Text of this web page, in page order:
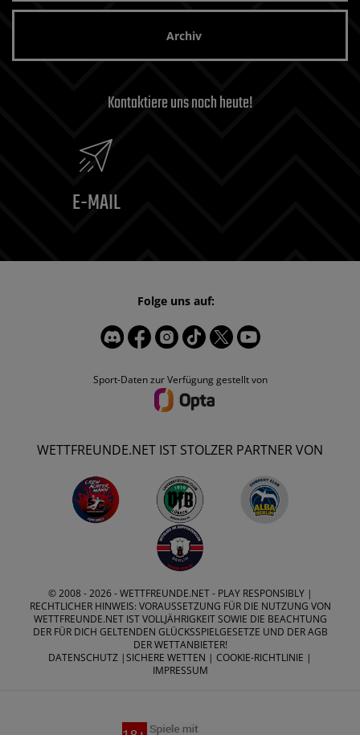
Archiv
Kontaktiere uns noch heute!
E-MAIL
Sport-Daten zur Verfügung gestellt von
Folge uns auf:
WETTFREUNDE.NET IST STOLZER PARTNER VON
© 2008 - 2026 -WETTFREUNDE.NET- PLAY RESPONSIBLY |
RECHTLICHER HINWEIS: VORAUSSETZUNG FÜR DIE NUTZUNG VON
WETTFREUNDE.NET IST VOLLJÄHRIGKEIT SOWIE DIE BEACHTUNG
DER FÜR DICH GELTENDEN GLÜCKSSPIELGESETZE UND DER AGB
DER WETTANBIETER!
DATENSCHUTZ |SICHERE WETTEN | COOKIE-RICHTLINIE |
IMPRESSUM